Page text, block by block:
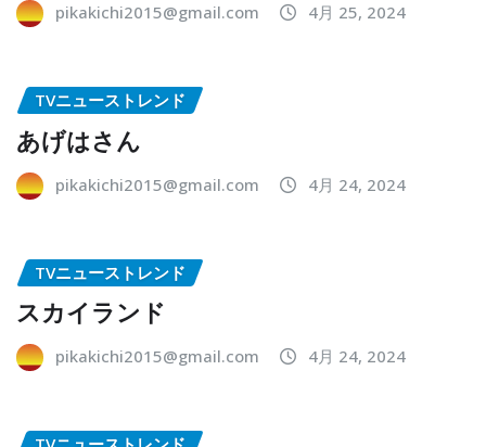
pikakichi2015@gmail.com 4月 25, 2024
TVニューストレンド
あげはさん
pikakichi2015@gmail.com 4月 24, 2024
TVニューストレンド
スカイランド
pikakichi2015@gmail.com 4月 24, 2024